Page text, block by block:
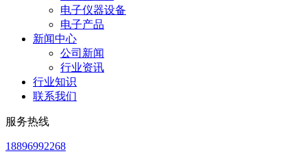
电子仪器设备
电子产品
新闻中心
公司新闻
行业资讯
行业知识
联系我们
服务热线
18896992268